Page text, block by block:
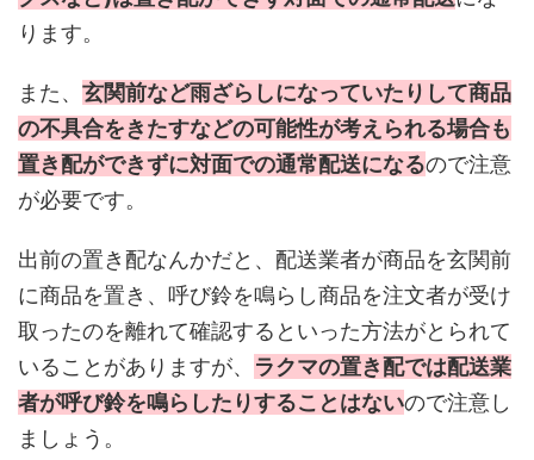
ります。
また、 玄関前など雨ざらしになっていたりして商品
の不具合をきたすなどの可能性が考えられる場合も
置き配ができずに対面での通常配送になるので注意
が必要です。
出前の置き配なんかだと、配送業者が商品を玄関前
に商品を置き、呼び鈴を鳴らし商品を注文者が受け
取ったのを離れて確認するといった方法がとられて
いることがありますが、 ラクマの置き配では配送業
者が呼び鈴を鳴らしたりすることはないので注意し
ましょう。